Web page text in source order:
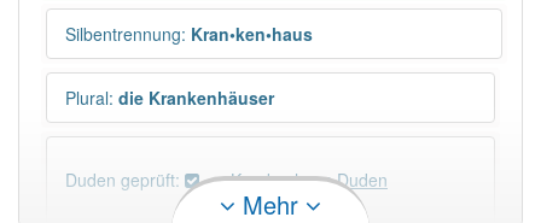
Silbentrennung: Kran•ken•haus
Plural: die Krankenhäuser
Duden geprüft: Krankenhaus Duden
Mehr